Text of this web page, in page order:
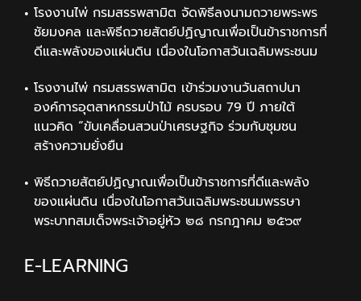
โรงงานไพ่ กรมสรรพสามิต จัดพิธีลงนามถวายพระพร
ชัยมงคล และพิธีถวายสัตย์ปฏิญาณเพื่อเป็นข้าราชการที่
ดีและพลังของแผ่นดิน เนื่องในโอกาสวันเฉลิมพระชนม
โรงงานไพ่ กรมสรรพสามิต เข้าร่วมงานวันสถาปนา
องค์การอุตสาหกรรมป่าไม้ ครบรอบ 79 ปี ภายใต้
แนวคิด “ขับเคลื่อนสวนป่าเศรษฐกิจ ร่วมกับชุมชน
สร้างความยั่งยืน
พิธีถวายสัตย์ปฏิญาณเพื่อเป็นข้าราชการที่ดีและพลัง
ของแผ่นดิน เนื่องในโอกาสวันเฉลิมพระชนมพรรษา
พระบาทสมเด็จพระเจ้าอยู่หัว ๒๘ กรกฎาคม ๒๕๖๙
E-LEARNING